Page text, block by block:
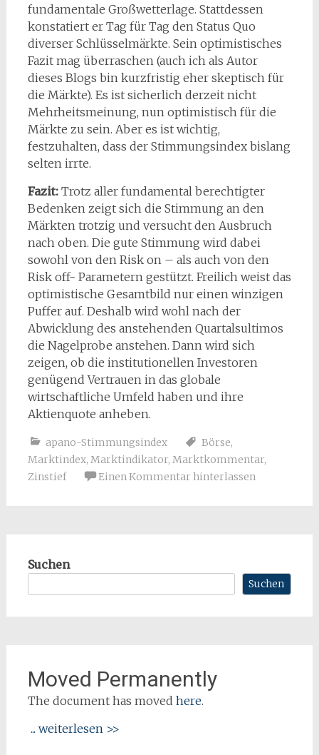
fundamentale Großwetterlage. Stattdessen
konstatiert er Tag für Tag den Status Quo
diverser Schlüsselmärkte. Sein optimistisches
Fazit mag überraschen (auch ich als Autor
dieses Blogs bin kurzfristig eher skeptisch für
die Märkte). Es ist sicherlich derzeit nicht
Mehrheitsmeinung, nun optimistisch für die
Märkte zu sein. Aber es ist wichtig,
festzuhalten, dass der Stimmungsindex bislang
selten irrte.
Fazit:Trotz aller fundamental berechtigter
Bedenken zeigt sich die Stimmung an den
Märkten trotzig und versucht den Ausbruch
nach oben. Die gute Stimmung wird dabei
sowohl von den Risk on – als auch von den
Risk off- Parametern gestützt. Freilich weist das
optimistische Gesamtbild nur einen winzigen
Puffer auf. Deshalb wird wohl nach der
Abwicklung des anstehenden Quartalsultimos
die Nagelprobe anstehen. Dann wird sich
zeigen, ob die institutionellen Investoren
genügend Vertrauen in das globale
wirtschaftliche Umfeld haben und ihre
Aktienquote anheben.
apano-Stimmungsindex Börse,
Marktindex, Marktindikator, Marktkommentar,
Zinstief
Einen Kommentar hinterlassen
Suchen
Suchen
Moved Permanently
The document has moved here.
... weiterlesen >>